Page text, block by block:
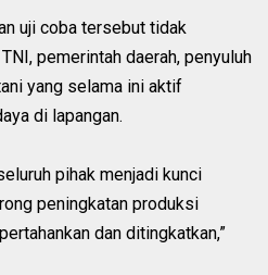
uji coba tersebut tidak
pemerintah daerah, penyuluh
yang selama ini aktif
di lapangan.
pihak menjadi kunci
peningkatan produksi
dan ditingkatkan,”